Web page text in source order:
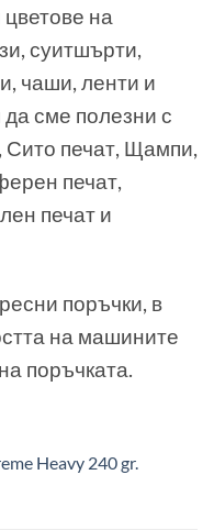
на
суитшърти,
чаши, ленти и
сме полезни с
Сито печат, Щампи,
печат,
печат и
поръчки, в
на машините
поръчката.
Heavy 240 gr.